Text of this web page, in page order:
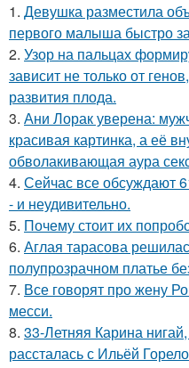
1. Девушка разместила
первого малыша быстро
2. Узор на пальцах
зависит не только от
развития плода.
3. Ани Лорак уверена:
красивая картинка, а её
обволакивающая аура
4. Сейчас все обсуждают
- и неудивительно.
5. Почему стоит их
6. Аглая тарасова
полупрозрачном платье
7. Все говорят про жену
месси.
8. 33-Летняя Карина
рассталась с Ильёй